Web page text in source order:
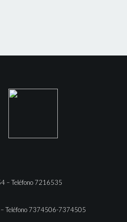
– Teléfono 7216535
Teléfono 7374506-7374505